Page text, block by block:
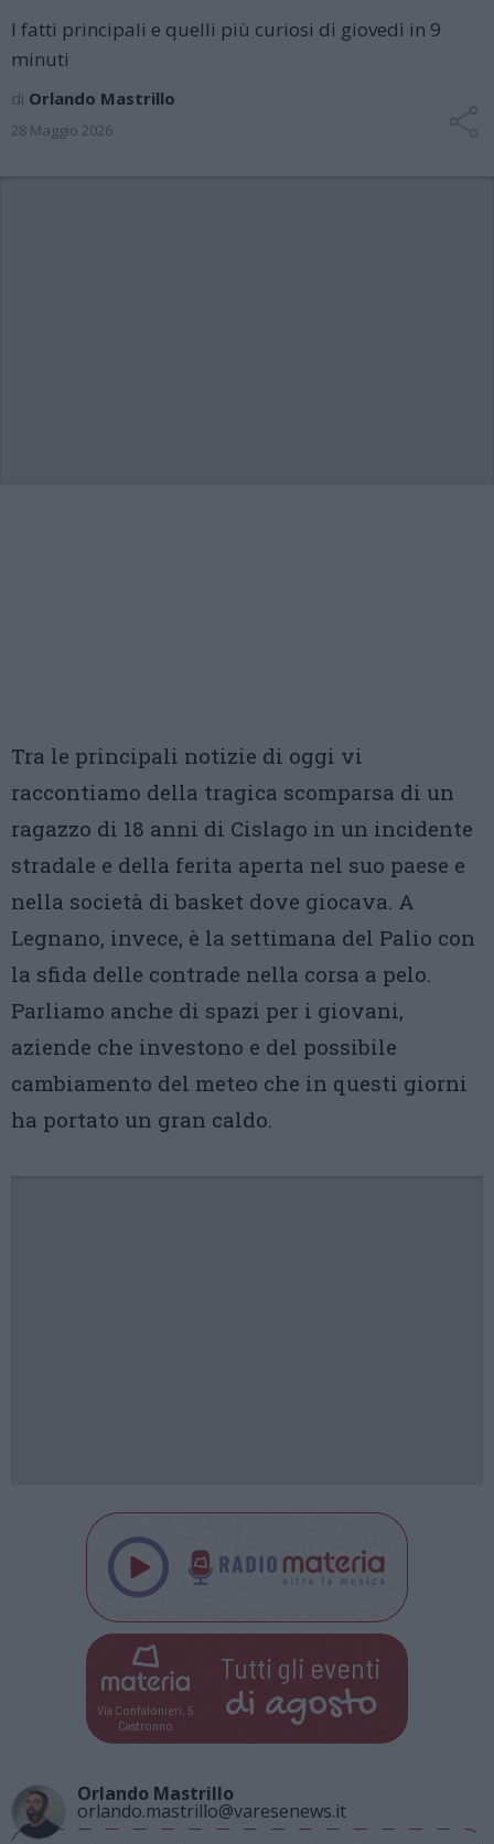
I fatti principali e quelli più curiosi di giovedì in 9
minuti
di Orlando Mastrillo
28 Maggio 2026
Tra le principali notizie di oggi vi
raccontiamo della tragica scomparsa di un
ragazzo di 18 anni di Cislago in un incidente
stradale e della ferita aperta nel suo paese e
nella società di basket dove giocava. A
Legnano, invece, è la settimana del Palio con
la sfida delle contrade nella corsa a pelo.
Parliamo anche di spazi per i giovani,
aziende che investono e del possibile
cambiamento del meteo che in questi giorni
ha portato un gran caldo.
Via Confalonieri, 5
Castronno
Tutti gli eventi
di agosto
Orlando Mastrillo
orlando.mastrillo@varesenews.it